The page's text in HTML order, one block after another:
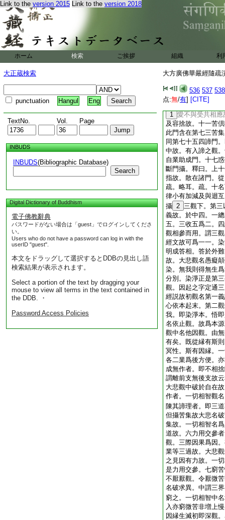
Link to the version 2015 Link to the version 2018
ホーム 検索 ご挨拶 組織 利
大正蔵検索
punctuation Hangul Eng
TextNo. Vol. Page
INBUDS
INBUDS(Bibliographic Database)
Search
Digital Dictionary of Buddhism
電子佛教辭典
パスワードがない場合は「guest」でログインしてくださ
い。
Users who do not have a password can log in with the
userID "guest".
本文をドラッグして選択するとDDBの見出し語
検索結果が表示されます。
Select a portion of the text by dragging your
mouse to view all terms in the text contained in
the DDB. ・
Password Access Policies
大方廣佛華嚴經隨疏
536 537 538
点:無/有] [CITE]
發行故。聖必不造
取二支唯修所斷。
種。命終心倶生愛
支唯見所斷。寧説
曰。皆斷一分者。則
10 由有一分無明
入見道時斷一分故
初門逆觀之内。第
1 愛不與受共相
及容捨故。十一苦
此門含在第七三苦
同第七十五四諦門
中故。有入諦之觀
自業助成門。十七
斷門攝。釋曰。上
指故。散在諸門。
疏。略耳。疏。十
律小有加減及與迴
攝 2 三觀下。第三
義故。於中四。一
五。三收五爲二。
觀相參而用。謂三
經文故可爲一一。
明成答相。答於外
故。大悲觀名愚癡
染。無我則得無生
分別。染淨正是第
觀。因起之字定通
經説故初觀名第一
心依本起末。第二
我。即染淨本。悟
名依止觀。故爲本
觀中名他因觀。由
有矣。既從縁有斯
冥性。斯有因縁。
各二業爲後方便。
成無作者。即不相
謂離前支無後支故
大悲觀中破於自在
作者。一切相智觀
陳其諦理者。即三
但攝苦集故大悲名
集故。一切相智名
道故。六力用交參
觀。三際因果爲因
業等三過故。大悲
之見因有力故。一
是力用交參。七窮
不厭厭觀。令厭微
名破求異。中謂三
窮之。一切相智中
入亦窮微苦非増上
因縁生滅初即深觀